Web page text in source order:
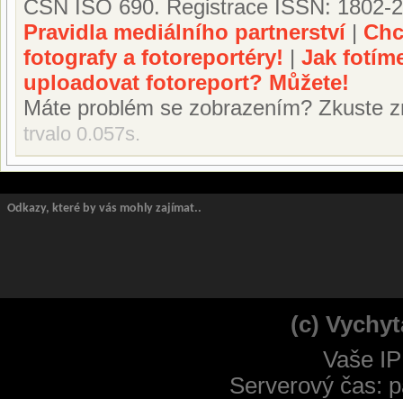
ČSN ISO 690. Registrace ISSN: 1802-
Pravidla mediálního partnerství|
fotografy a fotoreportéry! | Jak
uploadovat fotoreport? Můžete!
Máte problém se zobrazením? Zkuste
trvalo 0.057s.
Odkazy, které by vás mohly zajímat..
(c)
Vaše
Serverový čas: